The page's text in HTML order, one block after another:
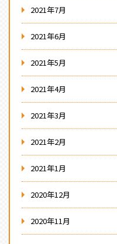
2021年7月
2021年6月
2021年5月
2021年4月
2021年3月
2021年2月
2021年1月
2020年12月
2020年11月